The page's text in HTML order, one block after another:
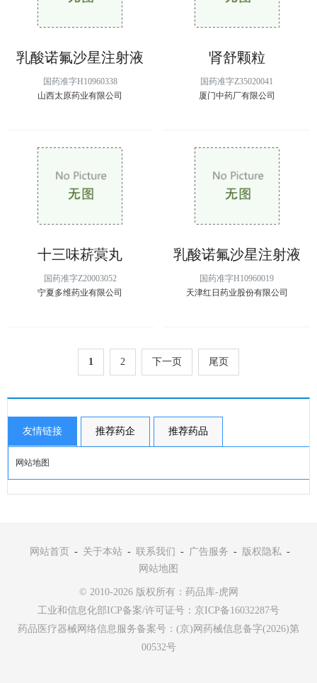
乳酸诺氟沙星注射液
国药准字H10960338
山西太原药业有限公司
肾舒颗粒
国药准字Z35020041
厦门中药厂有限公司
十三味菥蓂丸
国药准字Z20003052
宁夏多维药业有限公司
乳酸诺氟沙星注射液
国药准字H10960019
天津红日药业股份有限公司
1 2 下一页 尾页
友情链接 推荐药企 推荐药品
网站地图
网站首页 - 关于本站 - 联系我们 - 广告服务 - 版权隐私 -
网站地图
© 2010-2026 版权所有：药品库-虎网
工业和信息化部ICP备案/许可证号： 京ICP备16032287号
药品医疗器械网络信息服务备案号：(京)网药械信息备字(2026)第
00532号